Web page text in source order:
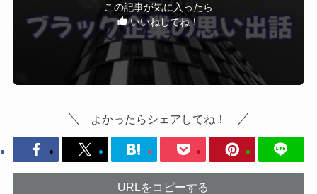
この記事が気に入ったら
いいねしてね！
よかったらシェアしてね！
URLをコピーする